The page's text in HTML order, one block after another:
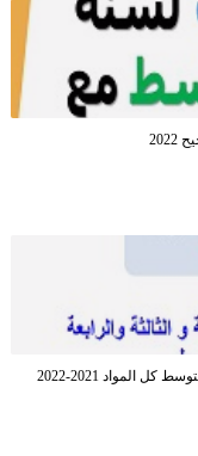
2021-2022